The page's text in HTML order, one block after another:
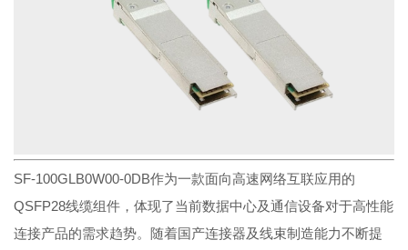
SF-100GLB0W00-0DB作为一款面向高速网络互联应用的
QSFP28线缆组件，体现了当前数据中心及通信设备对于高性能
连接产品的需求趋势。随着国产连接器及线束制造能力不断提